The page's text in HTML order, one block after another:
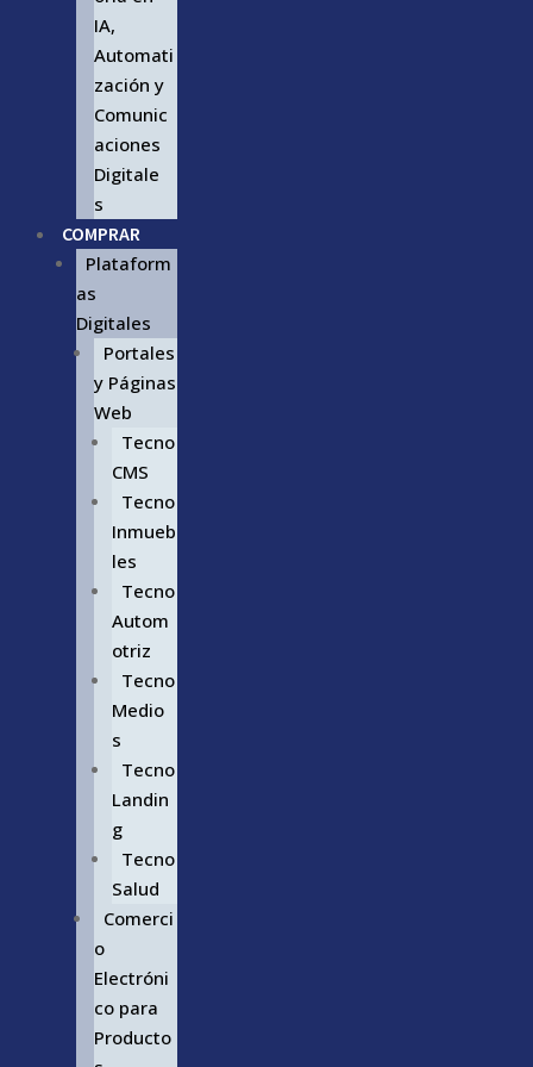
IA,
Automati
zación y
Comunic
aciones
Digitale
s
COMPRAR
Plataform
as
Digitales
Portales
y Páginas
Web
Tecno
CMS
Tecno
Inmueb
les
Tecno
Autom
otriz
Tecno
Medio
s
Tecno
Landin
g
Tecno
Salud
Comerci
o
Electróni
co para
Producto